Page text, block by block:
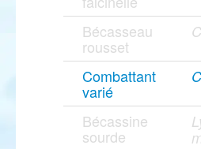
Bécasseau
rousset
Combattant
varié
Bécassine
sourde